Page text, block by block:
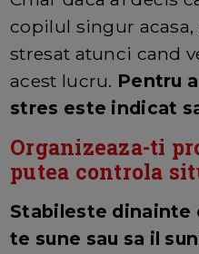
copilul singur
stresat atunci cand
acest lucru. Pentru
stres este indicat
Organizeaza-ti
putea controla
Stabileste dinainte
te sune sau sa il